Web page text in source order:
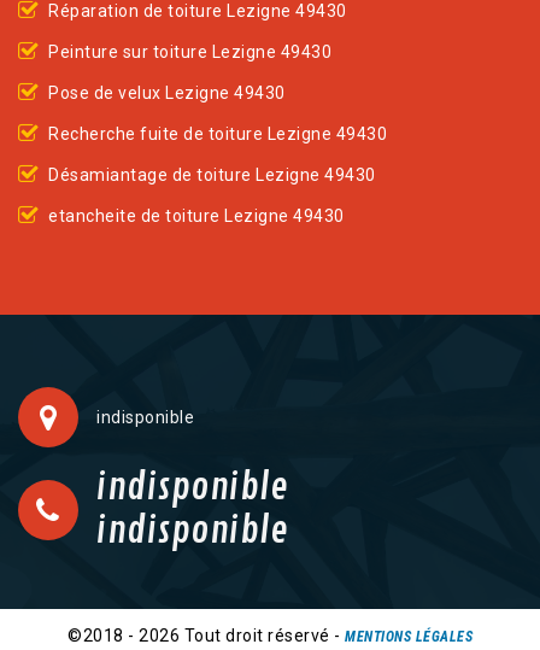
Réparation de toiture Lezigne 49430
Peinture sur toiture Lezigne 49430
Pose de velux Lezigne 49430
Recherche fuite de toiture Lezigne 49430
Désamiantage de toiture Lezigne 49430
etancheite de toiture Lezigne 49430
indisponible
indisponible
indisponible
©2018 - 2026 Tout droit réservé - MENTIONS LÉGALES